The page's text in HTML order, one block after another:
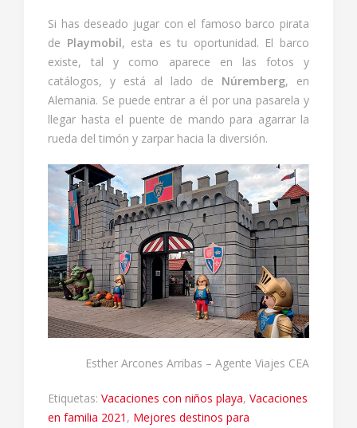
Si has deseado jugar con el famoso barco pirata
de Playmobil, esta es tu oportunidad. El barco
existe, tal y como aparece en las fotos y
catálogos, y está al lado de Núremberg, en
Alemania. Se puede entrar a él por una pasarela y
llegar hasta el puente de mando para agarrar la
rueda del timón y zarpar hacia la diversión.
Esther Arcones Arribas – Agente Viajes CEA
Etiquetas: Vacaciones con niños playa, Vacaciones
en familia 2021 , Mejores destinos para